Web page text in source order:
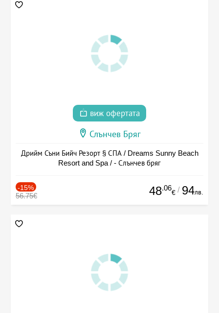
виж офертата
Слънчев Бряг
Дрийм Съни Бийч Резорт § СПА / Dreams Sunny Beach
Resort and Spa / - Слънчев бряг
-15%
56.75€ 48.06
€ / 94лв.